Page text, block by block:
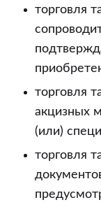
торговля
торговля
акцизных
(или)
торговля